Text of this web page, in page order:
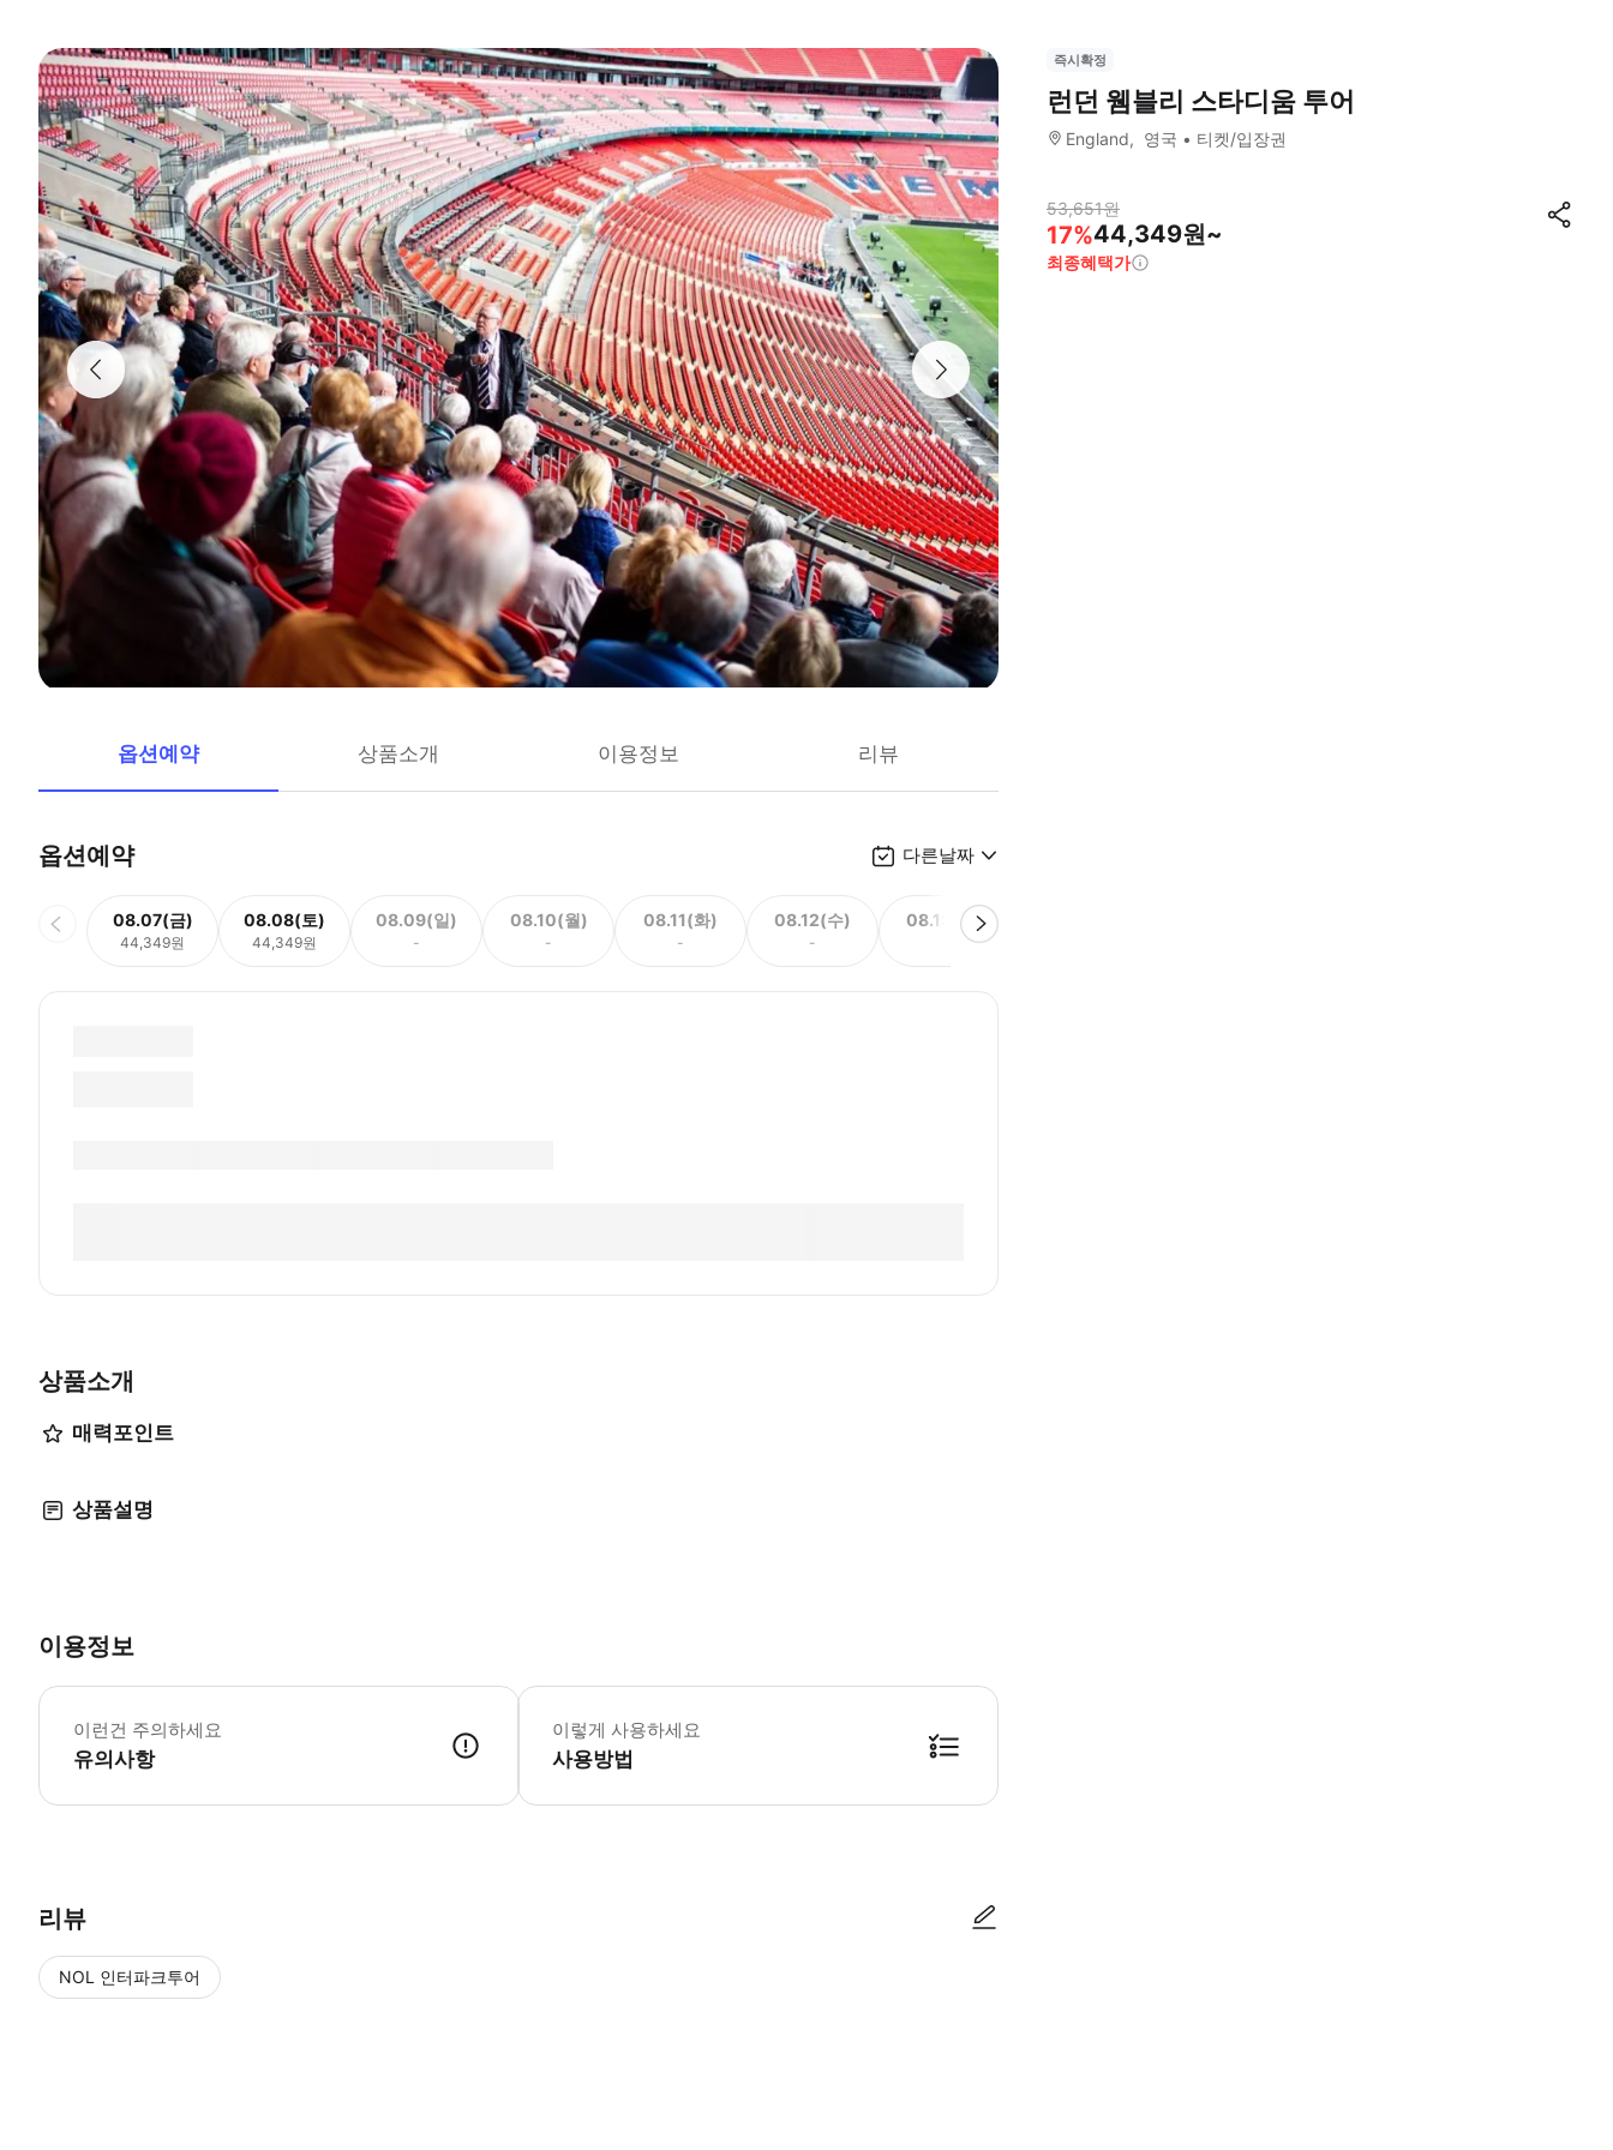
옵션예약 상품소개 이용정보 리뷰
옵션예약 다른날짜
08.07(금)
44,349원
08.08(토)
44,349원
08.09(일)
-
08.10(월)
-
08.11(화)
-
08.12(수)
-
08.13(목)
상품소개
매력포인트
상품설명
이용정보
이런건 주의하세요
유의사항
어린이 규정: - 5세 미만의 어린이들은 무료로 이용 가능하지만, 현장에서 입장권을 수령하여야 합니다. - 16세 미만의 청소년들은 요금을 지불한 성인과
이렇게 사용하세요
사용방법
리뷰
NOL 인터파크투어
즉시확정
런던 웸블리 스타디움 투어
England 영국 티켓/입장권
53,651원
17%44,349원~
최종혜택가